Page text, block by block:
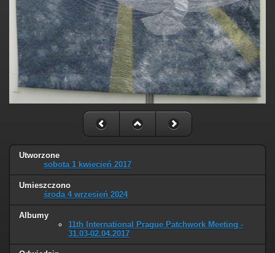
Utworzone
sobota 1 kwiecień 2017
Umieszczono
środa 4 wrzesień 2024
Albumy
11th International Prague Patchwork Meeting -
31.03-02.04.2017